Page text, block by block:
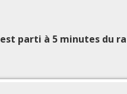
est parti à 5 minutes du